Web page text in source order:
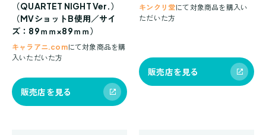
（QUARTET NIGHT Ver.）
（MVショットB使用／サイ
ズ：89ｍｍ×89ｍｍ）
キャラアニ.comにて対象商品を購
入いただいた方
販売店を見る
キンクリ堂にて対象商品を購入い
ただいた方
販売店を見る